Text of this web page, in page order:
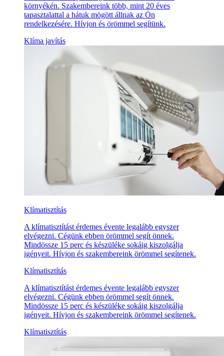
környékén. Szakembereink több, mint 20 éves
tapasztalattal a hátuk mögött állnak az Ön
rendelkezésére. Hívjon és örömmel segítünk.
Klíma javítás
Klímatisztítás
A klímatisztítást érdemes évente legalább egyszer
elvégezni. Cégünk ebben örömmel segít önnek.
Mindössze 15 perc és készüléke sokáig kiszolgálja
igényeit. Hívjon és szakembereink örömmel segítenek.
Klímatisztítás
A klímatisztítást érdemes évente legalább egyszer
elvégezni. Cégünk ebben örömmel segít önnek.
Mindössze 15 perc és készüléke sokáig kiszolgálja
igényeit. Hívjon és szakembereink örömmel segítenek.
Klímatisztítás